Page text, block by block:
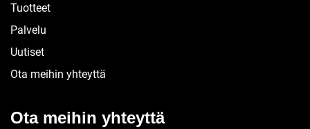
Tuotteet
Palvelu
Uutiset
Ota meihin yhteyttä
Ota meihin yhteyttä